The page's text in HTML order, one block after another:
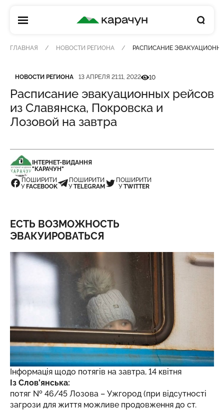
КАРАЧУН
ГЛАВНАЯ НОВОСТИ РЕГИОНА РАСПИСАНИЕ
Категория
НОВОСТИ РЕГИОНА
Дата публикации 13 АПРЕЛЯ 21:11, 2022Кількість переглядів
10
Расписание эвакуационных рейсов
из Славянска, Покровска и
Лозовой на завтра
ІНТЕРНЕТ-ВИДАННЯ
"КАРАЧУН"
ПОШИРИТИ
У FACEBOOK
ПОШИРИТИ
УTELEGRAM
ПОШИРИТИ
УTWITTER
ЕСТЬ ВОЗМОЖНОСТЬ
ЭВАКУИРОВАТЬСЯ
Інформація щодо потягів на завтра, 14 квітня
Із Слов’янська:
потяг № 46/45 Лозова – Ужгород (при відсутності
загрози для життя можливе продовження до ст.